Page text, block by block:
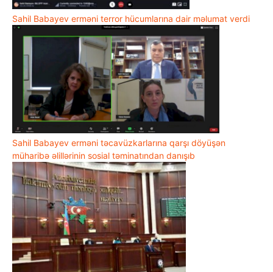
Sahil Babayev erməni terror hücumlarına dair məlumat verdi
Sahil Babayev erməni təcavüzkarlarına qarşı döyüşən
müharibə əlillərinin sosial təminatından danışıb